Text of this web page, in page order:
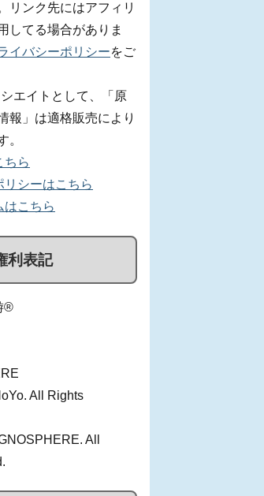
リンク先にはアフィリ
してる場合がありま
イバシーポリシーをご
エイトとして、「原
報」は適格販売により
。
ちら
リシーはこちら
はこちら
利表記
®
All Rights
All